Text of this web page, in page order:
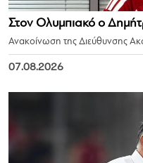
Στον Ολυμπιακό ο
Ανακοίνωση της Διεύθυνσης
07.08.2026